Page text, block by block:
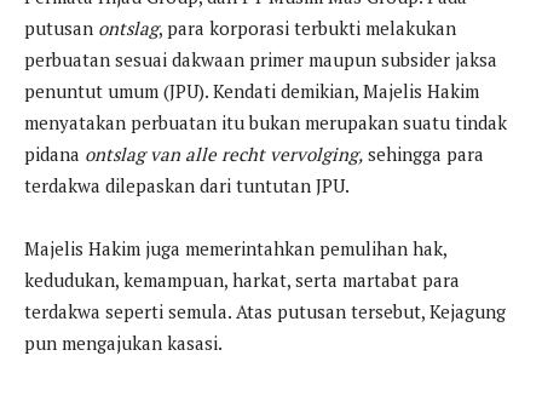
putusan ontslag, para korporasi terbukti melakukan
perbuatan sesuai dakwaan primer maupun subsider jaksa
penuntut umum (JPU). Kendati demikian, Majelis Hakim
menyatakan perbuatan itu bukan merupakan suatu tindak
pidana ontslag van alle recht vervolging, sehingga para
terdakwa dilepaskan dari tuntutan JPU.
Majelis Hakim juga memerintahkan pemulihan hak,
kedudukan, kemampuan, harkat, serta martabat para
terdakwa seperti semula. Atas putusan tersebut, Kejagung
pun mengajukan kasasi.